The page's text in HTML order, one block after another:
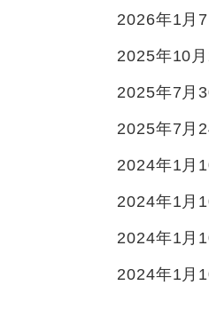
2026年1月
2025年10
2025年7月
2025年7月
2024年1月
2024年1月
2024年1月
2024年1月